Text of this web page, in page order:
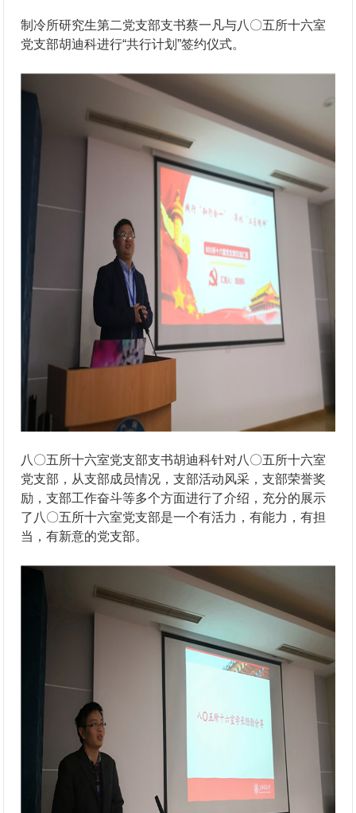
制冷所研究生第二党支部支书蔡一凡与八〇五所十六室
党支部胡迪科进行“共行计划”签约仪式。
八〇五所十六室党支部支书胡迪科针对八〇五所十六室
党支部，从支部成员情况，支部活动风采，支部荣誉奖
励，支部工作奋斗等多个方面进行了介绍，充分的展示
了八〇五所十六室党支部是一个有活力，有能力，有担
当，有新意的党支部。